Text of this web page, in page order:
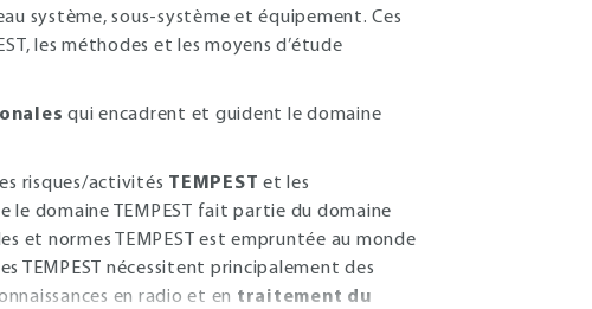
système, sous-système et équipement. Ces
les méthodes et les moyens d’étude
qui encadrent et guident le domaine
risques/activités TEMPEST et les
le domaine TEMPEST fait partie du domaine
et normes TEMPEST est empruntée au monde
TEMPEST nécessitent principalement des
en radio et en traitement du